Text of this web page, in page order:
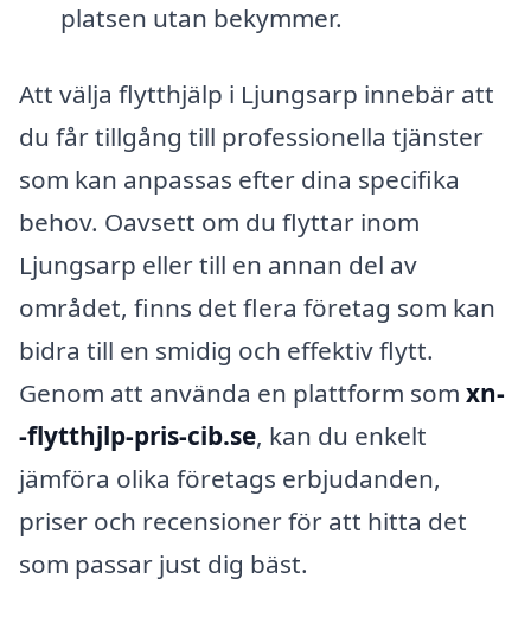
platsen utan bekymmer.
Att välja flytthjälp i Ljungsarp innebär att
du får tillgång till professionella tjänster
som kan anpassas efter dina specifika
behov. Oavsett om du flyttar inom
Ljungsarp eller till en annan del av
området, finns det flera företag som kan
bidra till en smidig och effektiv flytt.
Genom att använda en plattform som xn-
-flytthjlp-pris-cib.se, kan du enkelt
jämföra olika företags erbjudanden,
priser och recensioner för att hitta det
som passar just dig bäst.